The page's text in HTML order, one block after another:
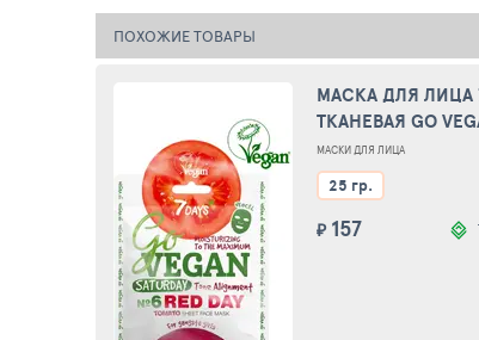
ПОХОЖИЕ ТОВАРЫ
МАСКА ДЛЯ ЛИЦА
ТКАНЕВАЯ GO
25Г
МАСКИ ДЛЯ ЛИЦА
25 гр.
₽ 157